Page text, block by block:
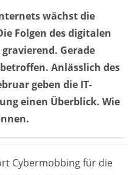
wächst die
Folgen des digitalen
Gerade
Anlässlich des
geben die IT-
einen Überblick. Wie
Cybermobbing für die